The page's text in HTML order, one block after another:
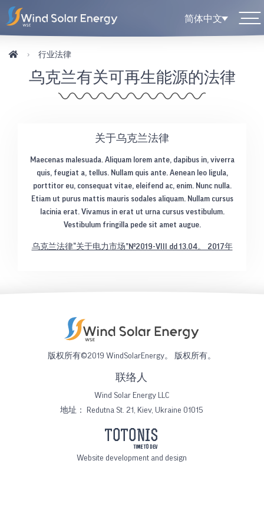
简体中文
行业法律
乌克兰有关可再生能源的法律
关于乌克兰法律
Maecenas malesuada. Aliquam lorem ante, dapibus in, viverra
quis, feugiat a, tellus. Nullam quis ante. Aenean leo ligula,
porttitor eu, consequat vitae, eleifend ac, enim. Nunc nulla.
Etiam ut purus mattis mauris sodales aliquam. Nullam cursus
lacinia erat. Vivamus in erat ut urna cursus vestibulum.
Vestibulum fringilla pede sit amet augue.
乌克兰法律“关于电力市场”№2019-VIII dd 13.04。 2017年
版权所有©2019 WindSolarEnergy。 版权所有。
联络人
Wind Solar Energy LLC
地址：
Redutna St. 21, Kiev, Ukraine 01015
Website development and design